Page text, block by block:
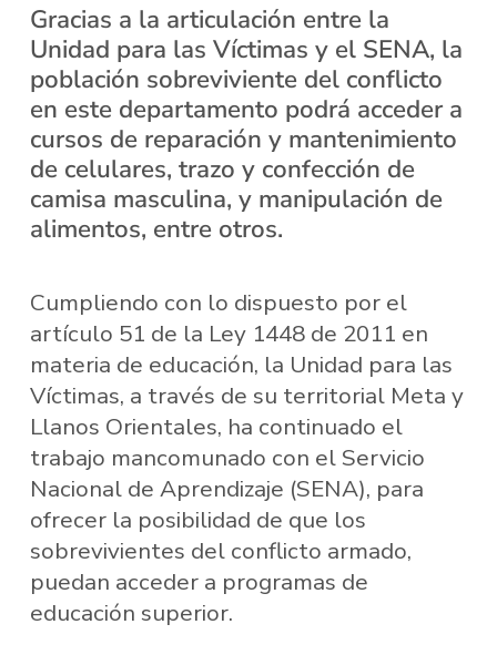
Gracias a la articulación entre la
Unidad para las Víctimas y el SENA, la
población sobreviviente del conflicto
en este departamento podrá acceder a
cursos de reparación y mantenimiento
de celulares, trazo y confección de
camisa masculina, y manipulación de
alimentos, entre otros.
Cumpliendo con lo dispuesto por el
artículo 51 de la Ley 1448 de 2011 en
materia de educación, la Unidad para las
Víctimas, a través de su territorial Meta y
Llanos Orientales, ha continuado el
trabajo mancomunado con el Servicio
Nacional de Aprendizaje (SENA), para
ofrecer la posibilidad de que los
sobrevivientes del conflicto armado,
puedan acceder a programas de
educación superior.